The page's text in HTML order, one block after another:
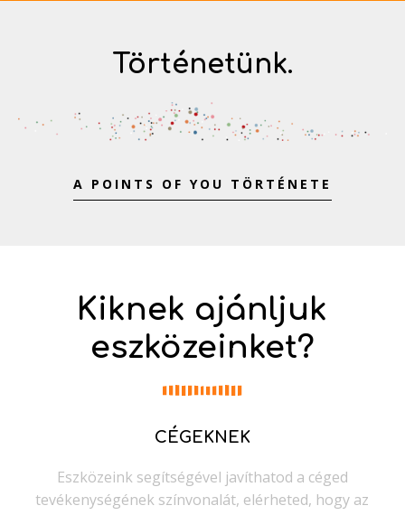
Történetünk.
A POINTS OF YOU TÖRTÉNETE
Kiknek ajánljuk
eszközeinket?
CÉGEKNEK
Eszközeink segítségével javíthatod a céged
tevékenységének színvonalát, elérheted, hogy az